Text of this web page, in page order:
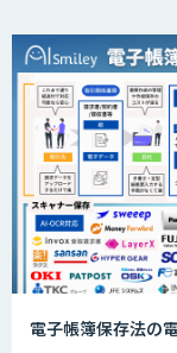
電子帳簿保存法の